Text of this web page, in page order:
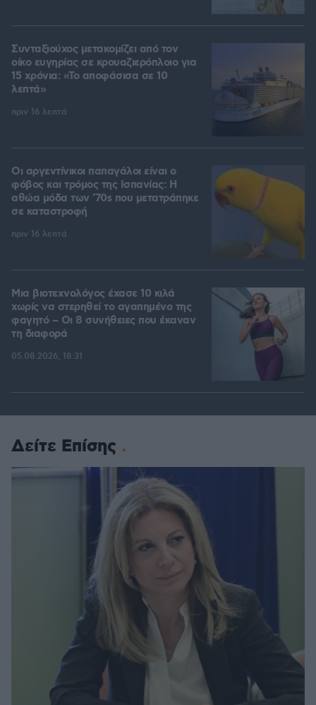
Συνταξιούχος μετακομίζει από τον
οίκο ευγηρίας σε κρουαζιερόπλοιο για
15 χρόνια: «Το αποφάσισα σε 10
λεπτά»
πριν 16 λεπτά
Οι αργεντίνικοι παπαγάλοι είναι ο
φόβος και τρόμος της Ισπανίας: Η
αθώα μόδα των '70s που μετατράπηκε
σε καταστροφή
πριν 16 λεπτά
Μια βιοτεχνολόγος έχασε 10 κιλά
χωρίς να στερηθεί το αγαπημένο της
φαγητό – Οι 8 συνήθειες που έκαναν
τη διαφορά
05.08.2026, 18:31
Δείτε Επίσης